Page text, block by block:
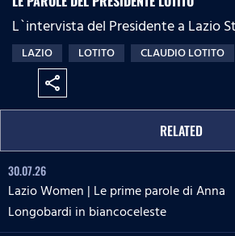
:
0
%
s
s
:
L`intervista del Presidente a Lazio
LAZIO LOTITO CLAUDIO LOTITO
share
RELATED
30.07.26
Lazio Women | Le prime parole di Anna
Longobardi in biancoceleste